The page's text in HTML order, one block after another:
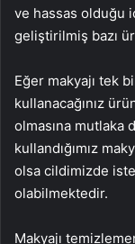
ve hassas olduğu
geliştirilmiş bazı
Eğer makyajı tek
kullanacağınız
olmasına mutlaka
kullandığımız
olsa cildimizde
olabilmektedir.
Makyajı